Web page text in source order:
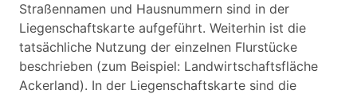
Straßennamen und Hausnummern sind in der
Liegenschaftskarte aufgeführt. Weiterhin ist die
tatsächliche Nutzung der einzelnen Flurstücke
beschrieben (zum Beispiel: Landwirtschaftsfläche
Ackerland). In der Liegenschaftskarte sind die